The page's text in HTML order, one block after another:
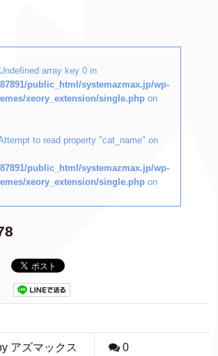
array key 0 in
public_html/systemazmax.jp/wp-
xeory_extension/single.php on
to read property "cat_name" on
public_html/systemazmax.jp/wp-
xeory_extension/single.php on
アズマックス 0